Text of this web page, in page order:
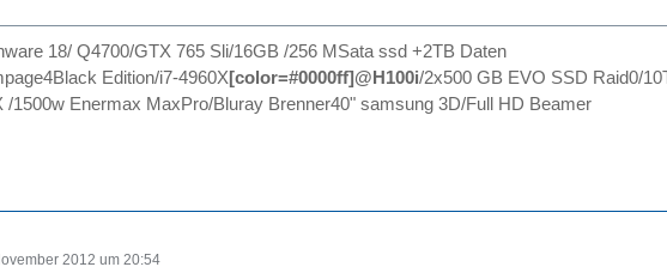
18/ Q4700/GTX 765 Sli/16GB /256 MSata ssd +2TB Daten
Edition/i7-4960X[color=#0000ff]@H100i/2x500 GB EVO SSD Raid0/
/1500w Enermax MaxPro/Bluray Brenner40" samsung 3D/Full HD Beamer
2012 um 20:54